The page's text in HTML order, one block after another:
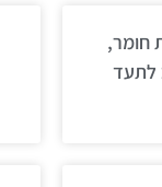
חומר,
לתעד